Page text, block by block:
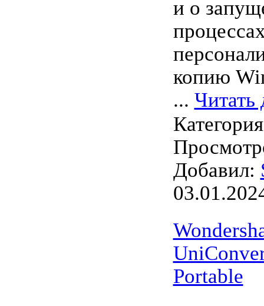
и о
копию
... Читать
Добавил:
Portable